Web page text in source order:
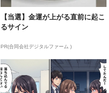
【当選】金運が上がる直前に起こ
るサイン
PR(合同会社デジタルファーム )